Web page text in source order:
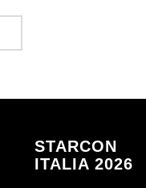
STARCON
ITALIA 2026